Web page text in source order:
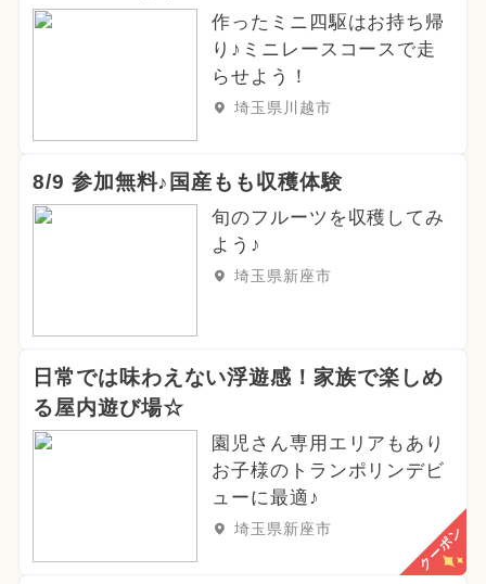
作ったミニ四駆はお持ち帰
り♪ミニレースコースで走
らせよう！
埼玉県川越市
8/9 参加無料♪国産もも収穫体験
旬のフルーツを収穫してみ
よう♪
埼玉県新座市
日常では味わえない浮遊感！家族で楽しめ
る屋内遊び場☆
園児さん専用エリアもあり
お子様のトランポリンデビ
ューに最適♪
埼玉県新座市 クーポン